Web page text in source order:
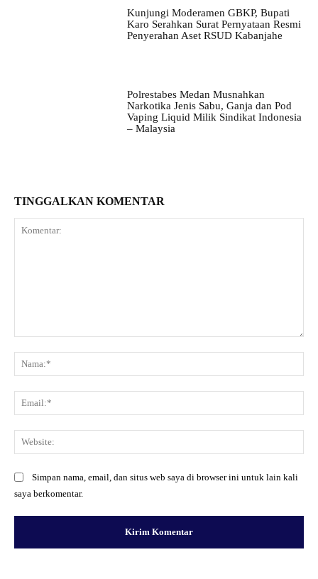
Kunjungi Moderamen GBKP, Bupati
Karo Serahkan Surat Pernyataan Resmi
Penyerahan Aset RSUD Kabanjahe
Polrestabes Medan Musnahkan
Narkotika Jenis Sabu, Ganja dan Pod
Vaping Liquid Milik Sindikat Indonesia
– Malaysia
TINGGALKAN KOMENTAR
Simpan nama, email, dan situs web saya di browser ini untuk lain kali
saya berkomentar.